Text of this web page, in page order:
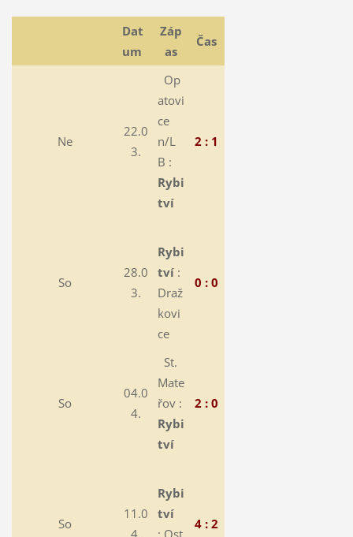
Dat
um
Záp
as
Čas
Ne
22.0
3.
Op
atovi
ce
n/L
B :
Rybi
tví
2 : 1
So
28.0
3.
Rybi
tví:
Draž
kovi
ce
0 : 0
So
04.0
4.
St.
Mate
řov :
Rybi
tví
2 : 0
So
11.0
Rybi
tví
4 : 2